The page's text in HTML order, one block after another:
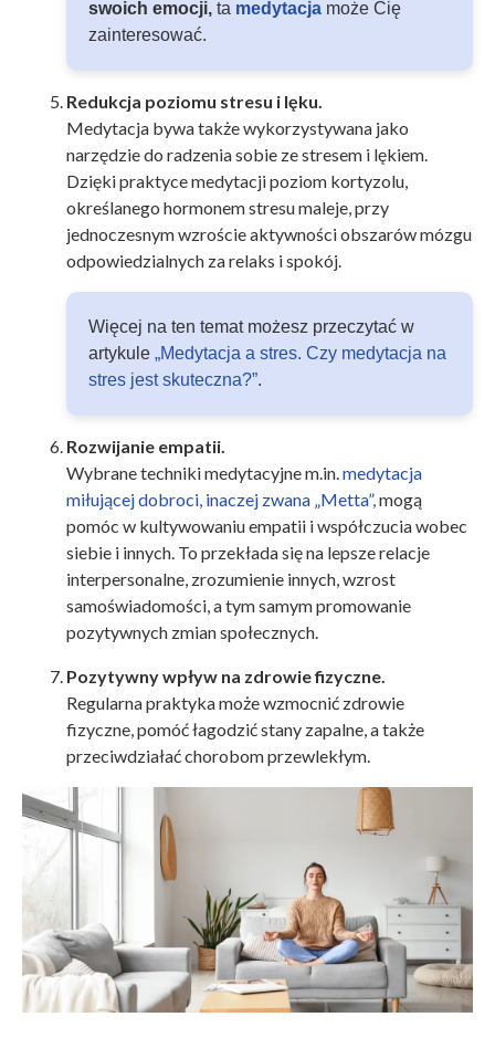
swoich emocji, ta medytacja może Cię
zainteresować.
Redukcja poziomu stresu i lęku.
Medytacja bywa także wykorzystywana jako
narzędzie do radzenia sobie ze stresem i lękiem.
Dzięki praktyce medytacji poziom kortyzolu,
określanego hormonem stresu maleje, przy
jednoczesnym wzroście aktywności obszarów mózgu
odpowiedzialnych za relaks i spokój.
Więcej na ten temat możesz przeczytać w
artykule „Medytacja a stres. Czy medytacja na
stres jest skuteczna?”.
Rozwijanie empatii.
Wybrane techniki medytacyjne m.in. medytacja
miłującej dobroci, inaczej zwana „Metta”, mogą
pomóc w kultywowaniu empatii i współczucia wobec
siebie i innych. To przekłada się na lepsze relacje
interpersonalne, zrozumienie innych, wzrost
samoświadomości, a tym samym promowanie
pozytywnych zmian społecznych.
Pozytywny wpływ na zdrowie fizyczne.
Regularna praktyka może wzmocnić zdrowie
fizyczne, pomóć łagodzić stany zapalne, a także
przeciwdziałać chorobom przewlekłym.